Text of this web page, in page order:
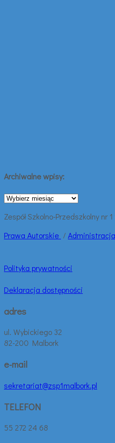
Archiwalne wpisy:
Archiwalne
Zespół Szkolno-Przedszkolny
Prawa Autorskie /Administracja
Polityka prywatności
Deklaracja dostępności
adres
ul. Wybickiego 32
82-200 Malbork
e-mail
sekretariat@zsp1malbork.pl
TELEFON
55 272 24 68